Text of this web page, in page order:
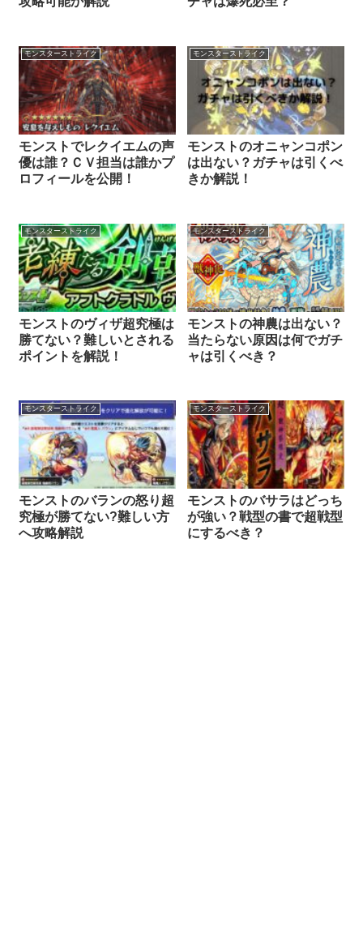
モンスターストライク
モンストでレクイエムの声
優は誰？ＣＶ担当は誰かプ
ロフィールを公開！
モンスターストライク
モンストのオニャンコポン
は出ない？ガチャは引くべ
きか解説！
モンスターストライク
モンストのヴィザ超究極は
勝てない？難しいとされる
ポイントを解説！
モンスターストライク
モンストの神農は出ない？
当たらない原因は何でガチ
ャは引くべき？
モンスターストライク
モンストのバランの怒り超
究極が勝てない?難しい方
へ攻略解説
モンスターストライク
モンストのバサラはどっち
が強い？戦型の書で超戦型
にするべき？